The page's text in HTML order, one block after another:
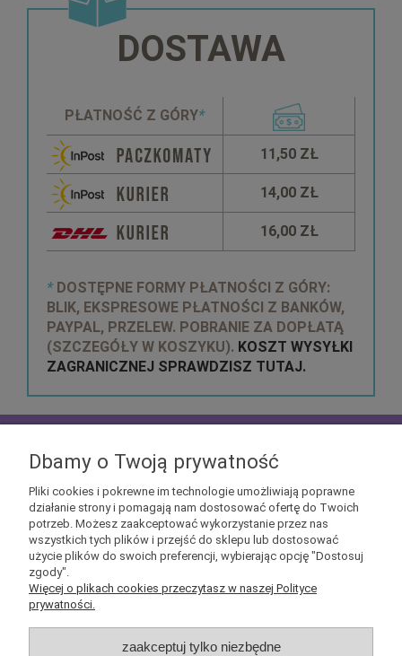
DOSTAWA
PŁATNOŚĆ Z GÓRY*
11,50 ZŁ
14,00 ZŁ
16,00 ZŁ
* DOSTĘPNE FORMY PŁATNOŚCI Z GÓRY:
BLIK, EKSPRESOWE PŁATNOŚCI Z BANKÓW,
PAYPAL, PRZELEW. POBRANIE ZA DOPŁATĄ
(SZCZEGÓŁY W KOSZYKU). KOSZT WYSYŁKI
ZAGRANICZNEJ SPRAWDZISZ TUTAJ.
otrzymać kupony rabatowe na geekowe itemy
Dbamy o Twoją prywatność
Pliki cookies i pokrewne im technologie umożliwiają poprawne
działanie strony i pomagają nam dostosować ofertę do Twoich
potrzeb. Możesz zaakceptować wykorzystanie przez nas
wszystkich tych plików i przejść do sklepu lub dostosować
użycie plików do swoich preferencji, wybierając opcję "Dostosuj
zgody".
Więcej o plikach cookies przeczytasz w naszej Polityce
prywatności.
zaakceptuj tylko niezbędne